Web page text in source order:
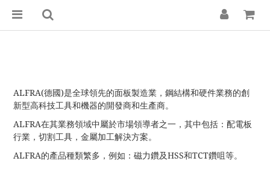
ALFRA(德國)是全球領先的面板製造業，鋼結構和硬件業務的創
新型高科技工具和機器的開發商和生產商。
ALFRA在其業務領域中屬於市場領導者之一，其中包括：配電板
行業，切割工具，金屬加工解決方案。
ALFRA的產品種類繁多，例如：磁力鑽及HSS和TCT鑽咀等。